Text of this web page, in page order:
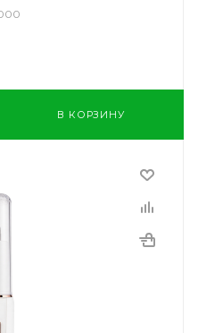
В КОРЗИНУ